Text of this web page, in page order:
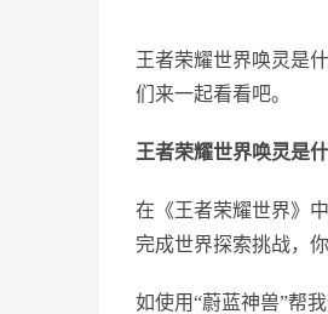
王者荣耀世界唤灵是
们来一起看看吧。
王者荣耀世界唤灵是
在《王者荣耀世界》
完成世界探索挑战，
如使用“蔚蓝神兽”帮